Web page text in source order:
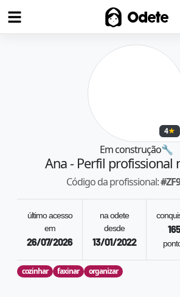
Odete
4★
Em construção🔧
Ana- Perfil profissional
Código da profissional:#
último acesso
em
26/07/2026
na odete
desde
13/01/2022
165
cozinhar faxinar organizar